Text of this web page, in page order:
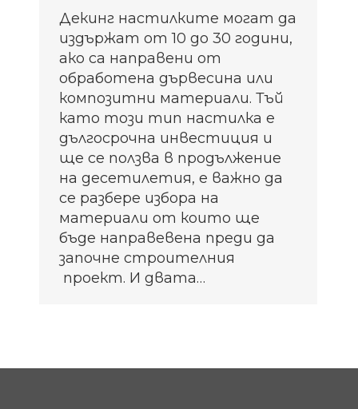
Декинг настилките могат да
издържат от 10 до 30 години,
ако са направени от
обработена дървесина или
композитни материали. Тъй
като този тип настилка е
дългосрочна инвестиция и
ще се ползва в продължение
на десетилетия, е важно да
се разбере избора на
материали от които ще
бъде направевена преди да
започне строителния
проект. И двата…